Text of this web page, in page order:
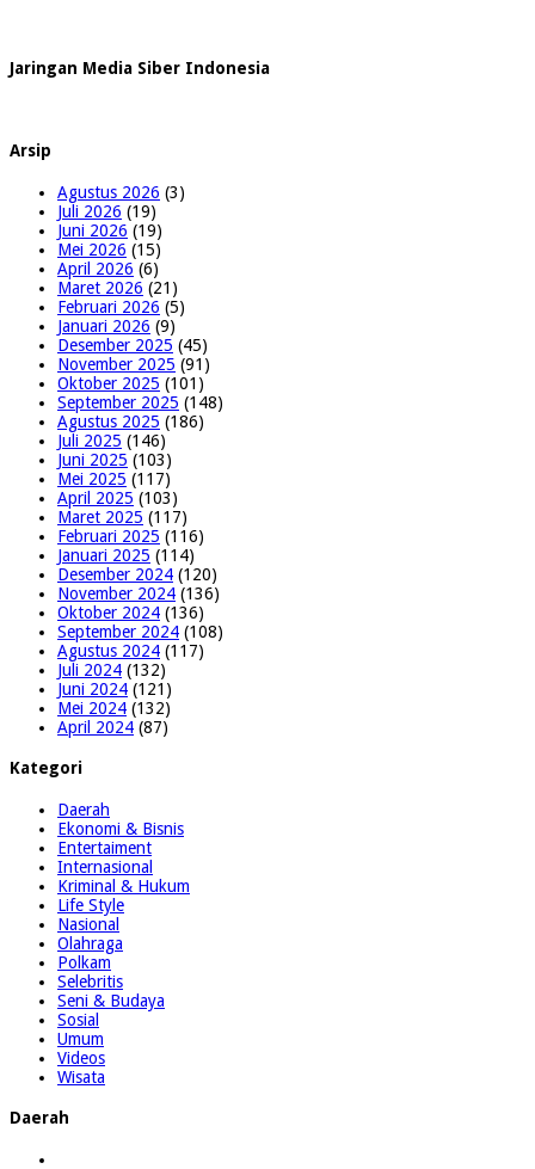
Jaringan Media Siber Indonesia
Arsip
Agustus 2026 (3)
Juli 2026 (19)
Juni 2026 (19)
Mei 2026 (15)
April 2026 (6)
Maret 2026 (21)
Februari 2026 (5)
Januari 2026 (9)
Desember 2025 (45)
November 2025 (91)
Oktober 2025 (101)
September 2025 (148)
Agustus 2025 (186)
Juli 2025 (146)
Juni 2025 (103)
Mei 2025 (117)
April 2025 (103)
Maret 2025 (117)
Februari 2025 (116)
Januari 2025 (114)
Desember 2024 (120)
November 2024 (136)
Oktober 2024 (136)
September 2024 (108)
Agustus 2024 (117)
Juli 2024 (132)
Juni 2024 (121)
Mei 2024 (132)
April 2024 (87)
Kategori
Daerah
Ekonomi & Bisnis
Entertaiment
Internasional
Kriminal & Hukum
Life Style
Nasional
Olahraga
Polkam
Selebritis
Seni & Budaya
Sosial
Umum
Videos
Wisata
Daerah